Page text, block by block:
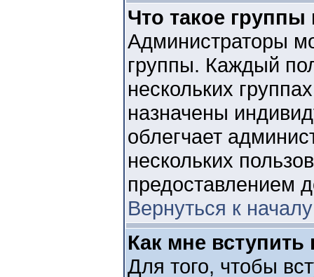
Что такое группы
Администраторы
группы. Каждый
нескольких
назначены
облегчает
нескольких
предоставлением
Вернуться к началу
Как мне вступить
Для того, чтобы